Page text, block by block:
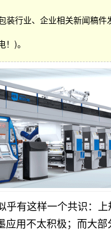
装行业、企业相关新闻稿
！)。
有这样一个共识：
用不太积极；而大